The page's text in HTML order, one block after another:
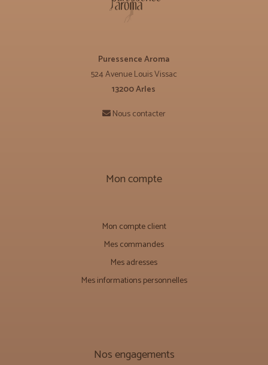
Puressence Aroma
524 Avenue Louis Vissac
13200 Arles
Nous contacter
Mon compte
Mon compte client
Mes commandes
Mes adresses
Mes informations personnelles
Nos engagements